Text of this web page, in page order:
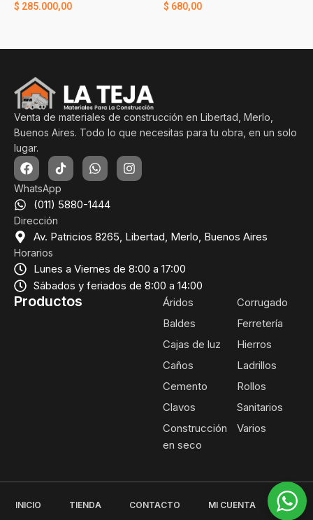
$ 285.000,00
$ 680,00
Venta de materiales de construcción en Libertad, Merlo,
Buenos Aires. Todo lo que necesitas para tu obra, en un solo
lugar.
WhatsApp
(011) 5880-1444
Dirección
Av. Patricios 8265, Libertad, Merlo, Buenos Aires
Horarios
Lunes a Viernes de 8:00 a 17:00
Sábados y feriados de 8:00 a 14:00
Productos
Áridos
Baldes
Cajas de luz
Caños
Cemento
Clavos
Construcción
en seco
Corrugado
Ferretería
Hierros
Ladrillos
Rollos
Sanitarios
Varios
INICIO TIENDA CONTACTO MI CUENTA